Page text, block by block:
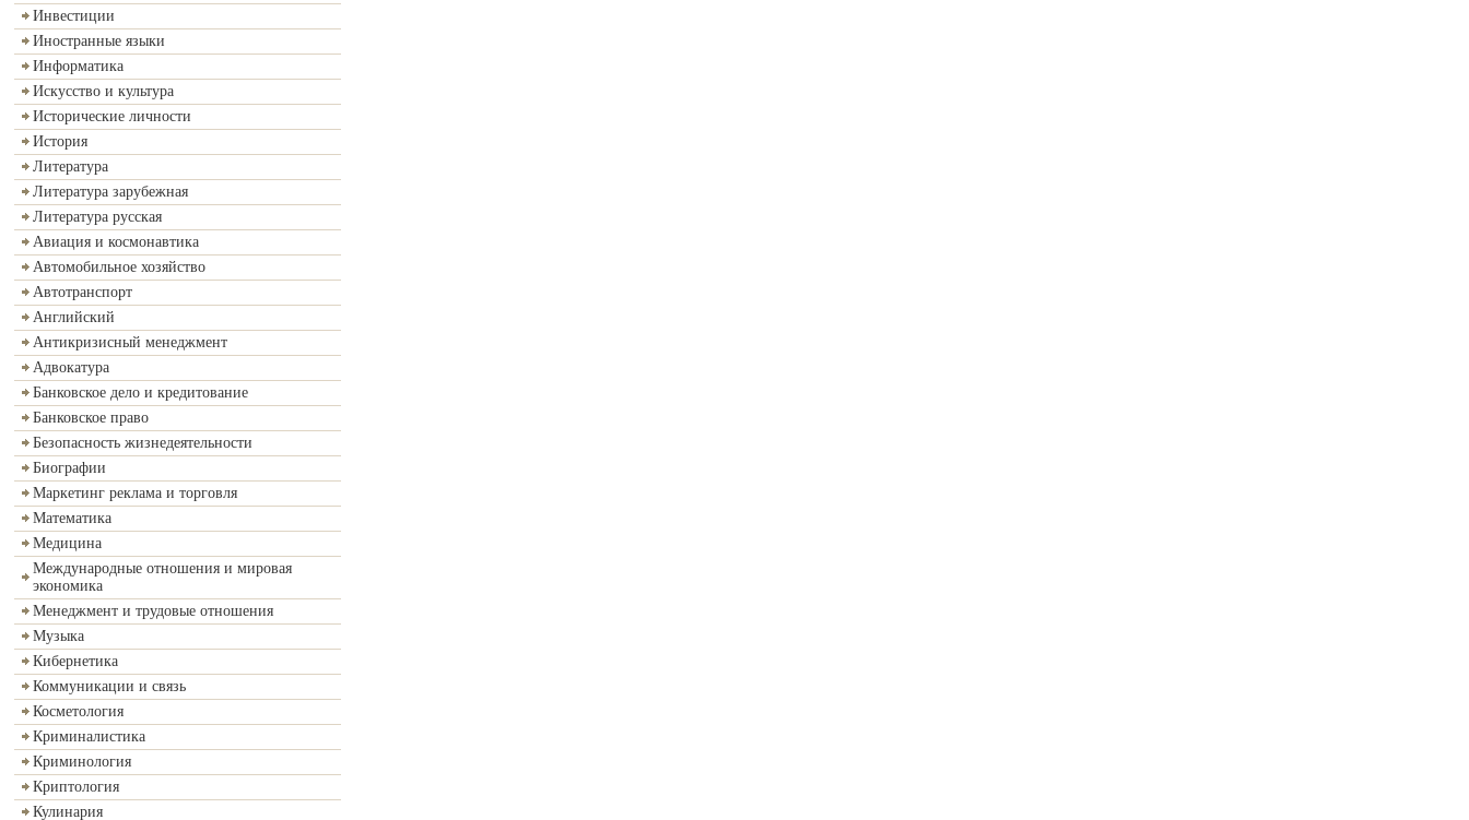
Инвестиции
Иностранные языки
Информатика
Искусство и культура
Исторические личности
История
Литература
Литература зарубежная
Литература русская
Авиация и космонавтика
Автомобильное хозяйство
Автотранспорт
Английский
Антикризисный менеджмент
Адвокатура
Банковское дело и кредитование
Банковское право
Безопасность жизнедеятельности
Биографии
Маркетинг реклама и торговля
Математика
Медицина
Международные отношения и мировая
экономика
Менеджмент и трудовые отношения
Музыка
Кибернетика
Коммуникации и связь
Косметология
Криминалистика
Криминология
Криптология
Кулинария